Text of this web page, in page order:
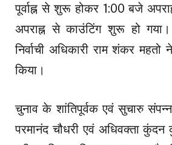
पूर्वाह्न से शुरू होकर 1:00 बजे
अपराह्न से काउंटिंग शुरू हो
निर्वाची अधिकारी राम शंकर महतो
किया।
चुनाव के शांतिपूर्वक एवं सुचारु
परमानंद चौधरी एवं अधिवक्ता कुंदन